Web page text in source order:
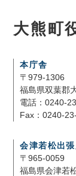
大熊町
本庁舎
〒979-1306
福島県双葉郡
電話：0240-
Fax：0240-
会津若松出
〒965-0059
福島県会津若